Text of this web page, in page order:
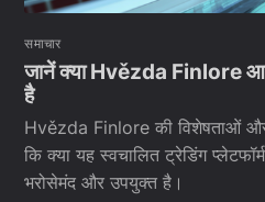
समाचार
जानें क्या Hvězda Finlore
है
Hvězda Finlore की विशेषताओं
कि क्या यह स्वचालित ट्रेडिंग
भरोसेमंद और उपयुक्त है।